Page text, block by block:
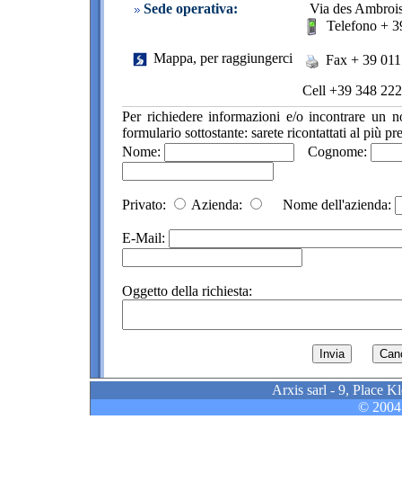
Sede operativa: Via des
Mappa, per raggiungerci
Telefono +
Fax + 39
Cell +39 348
Per richiedere informazioni e/o incontrare un
formulario sottostante: sarete ricontattati al più
Nome:
Cognome:
Privato: Azienda: Nome dell'azienda:
E-Mail:
Oggetto della richiesta:
Arxis sarl - 9, Place
© 2004